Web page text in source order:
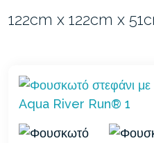
122cm x 122cm x